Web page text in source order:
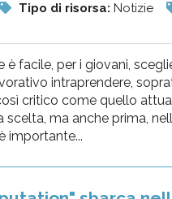
Tipo di risorsa: Notizie
è facile, per i giovani,
intraprendere,
critico come quello
scelta, ma anche prima,
importante...